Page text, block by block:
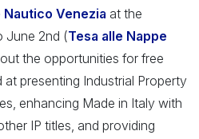
Nautico Venezia at the
June 2nd (Tesa alle Nappe
the opportunities for free
presenting Industrial Property
enhancing Made in Italy with
IP titles, and providing